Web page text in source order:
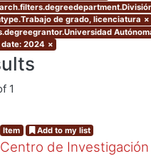
de grado, licenciatura ×
date: 2024 ×
1
Item Add to my list
Centro de Investigación